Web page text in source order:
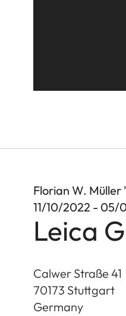
Florian W. Müller
11/10/2022 - 05/
Leica
Calwer Straße 41
70173 Stuttgart
Germany